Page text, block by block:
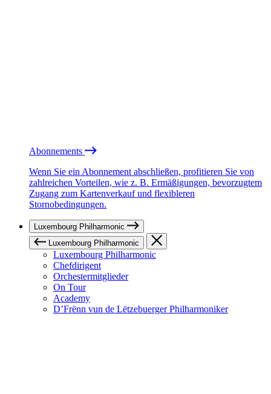
Abonnements
Wenn Sie ein Abonnement abschließen, profitieren Sie von
zahlreichen Vorteilen, wie z. B. Ermäßigungen, bevorzugtem
Zugang zum Kartenverkauf und flexibleren
Stornobedingungen.
Luxembourg Philharmonic
Luxembourg Philharmonic
Luxembourg Philharmonic
Chefdirigent
Orchestermitglieder
On Tour
Academy
D’Frënn vun de Lëtzebuerger Philharmoniker